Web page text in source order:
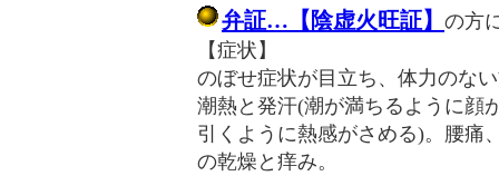
弁証…【陰虚火旺証】 の方
【症状】
のぼせ症状が目立ち、体力のな
潮熱と発汗(潮が満ちるように顔
引くように熱感がさめる)。腰痛
の乾燥と痒み。